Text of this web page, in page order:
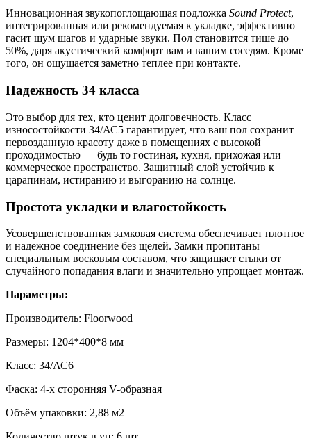
Инновационная звукопоглощающая подложка Sound Protect,
интегрированная или рекомендуемая к укладке, эффективно
гасит шум шагов и ударные звуки. Пол становится тише до
50%, даря акустический комфорт вам и вашим соседям. Кроме
того, он ощущается заметно теплее при контакте.
Надежность 34 класса
Это выбор для тех, кто ценит долговечность. Класс
износостойкости 34/АС5 гарантирует, что ваш пол сохранит
первозданную красоту даже в помещениях с высокой
проходимостью — будь то гостиная, кухня, прихожая или
коммерческое пространство. Защитный слой устойчив к
царапинам, истиранию и выгоранию на солнце.
Простота укладки и влагостойкость
Усовершенствованная замковая система обеспечивает плотное
и надежное соединение без щелей. Замки пропитаны
специальным восковым составом, что защищает стыки от
случайного попадания влаги и значительно упрощает монтаж.
Параметры:
Производитель: Floorwood
Размеры: 1204*400*8 мм
Класс: 34/АС6
Фаска: 4-х сторонняя V-образная
Объём упаковки: 2,88 м2